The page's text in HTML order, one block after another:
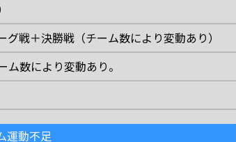
戦＋決勝戦（チーム数により変動あり）
数により変動あり。
運動不足